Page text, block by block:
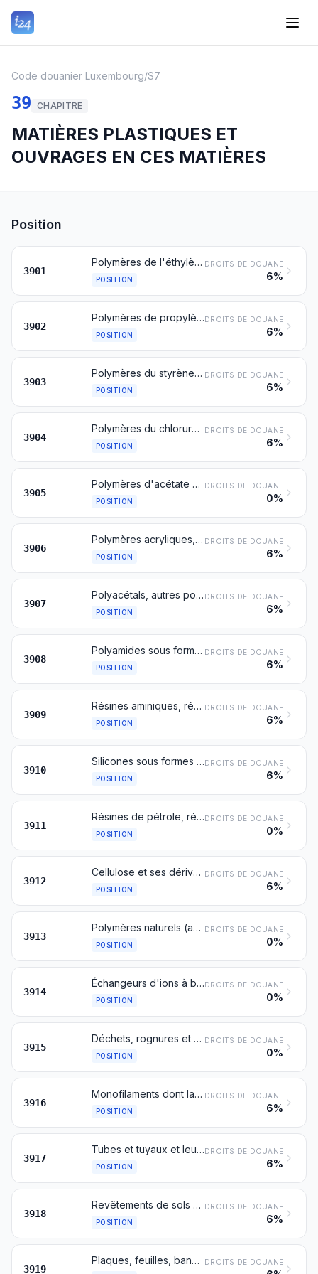
Code douanier Luxembourg/S7
39 CHAPITRE
MATIÈRES PLASTIQUES ET
OUVRAGES EN CES MATIÈRES
Position
3901
Polymères de l'éthylène, sous formes primaires
POSITION
DROITS DE DOUANE
6%
3902
Polymères de propylène ou d'autres oléfines, sous formes primaires
POSITION
DROITS DE DOUANE
6%
3903
Polymères du styrène, sous formes primaires
POSITION
DROITS DE DOUANE
6%
3904
Polymères du chlorure de vinyle ou d'autres oléfines halogénées, sous formes primaires
POSITION
DROITS DE DOUANE
6%
3905
Polymères d'acétate de vinyle ou d'autres esters de vinyle, sous formes primaires; autres polymères de vinyle, sous formes primaires
POSITION
DROITS DE DOUANE
0%
3906
Polymères acryliques, sous formes primaires
POSITION
DROITS DE DOUANE
6%
3907
Polyacétals, autres polyéthers et résines époxydes, sous formes primaires; polycarbonates, résines alkydes, polyesters allyliques et autres polyesters, sous formes primaires
POSITION
DROITS DE DOUANE
6%
3908
Polyamides sous formes primaires
POSITION
DROITS DE DOUANE
6%
3909
Résines aminiques, résines phénoliques et polyuréthannes, sous formes primaires
POSITION
DROITS DE DOUANE
6%
3910
Silicones sous formes primaires
POSITION
DROITS DE DOUANE
6%
3911
Résines de pétrole, résines de coumarone-indène, polyterpènes, polysulfures, polysulfones et autres produits mentionnés dans la note 3 du présent chapitre, non dénommés ni compris ailleurs, sous formes primaires
POSITION
DROITS DE DOUANE
0%
3912
Cellulose et ses dérivés chimiques, non dénommés ni compris ailleurs, sous formes primaires
POSITION
DROITS DE DOUANE
6%
3913
Polymères naturels (acide alginique, par exemple) et polymères naturels modifiés (protéines durcies, dérivés chimiques du caoutchouc naturel, par exemple), non dénommés ni compris ailleurs, sous formes primaires
POSITION
DROITS DE DOUANE
0%
3914
Échangeurs d'ions à base de polymères des nos 3901 à 3913, sous formes primaires
POSITION
DROITS DE DOUANE
0%
3915
Déchets, rognures et débris de matières plastiques
POSITION
DROITS DE DOUANE
0%
3916
Monofilaments dont la plus grande dimension de la coupe transversale excède 1 mm (monofils), joncs, bâtons et profilés, même ouvrés en surface mais non autrement travaillés, en matières plastiques
POSITION
DROITS DE DOUANE
6%
3917
Tubes et tuyaux et leurs accessoires (joints, coudes, raccords, par exemple), en matières plastiques
POSITION
DROITS DE DOUANE
6%
3918
Revêtements de sols en matières plastiques, même auto-adhésifs, en rouleaux ou sous formes de carreaux ou de dalles; revêtements de murs ou de plafonds en matières plastiques définis dans la note 9 du présent chapitre
POSITION
DROITS DE DOUANE
6%
3919
Plaques, feuilles, bandes, rubans, pellicules et autres formes plates, auto-adhésifs, en matières plastiques, même en rouleaux DROITS DE DOUANE